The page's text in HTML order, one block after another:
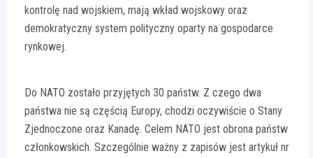
kontrolę nad wojskiem, mają wkład wojskowy oraz
demokratyczny system polityczny oparty na gospodarce
rynkowej.
Do NATO zostało przyjętych 30 państw. Z czego dwa
państwa nie są częścią Europy, chodzi oczywiście o Stany
Zjednoczone oraz Kanadę. Celem NATO jest obrona państw
członkowskich. Szczególnie ważny z zapisów jest artykuł nr